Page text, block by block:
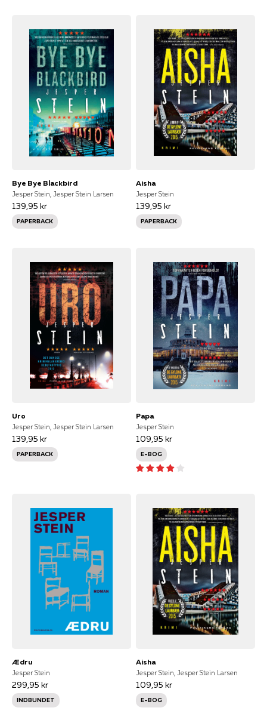
Bye Bye Blackbird
Jesper Stein, Jesper Stein Larsen
139,95 kr
PAPERBACK
Aisha
Jesper Stein
139,95 kr
PAPERBACK
Uro
Jesper Stein, Jesper Stein Larsen
139,95 kr
PAPERBACK
Papa
Jesper Stein
109,95 kr
E-BOG
Ædru
Jesper Stein
299,95 kr
INDBUNDET
Aisha
Jesper Stein, Jesper Stein Larsen
109,95 kr
E-BOG